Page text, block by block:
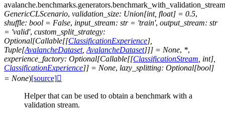
avalanche.benchmarks.generators.benchmark_with_validation_stream
GenericCLScenario, validation_size: Union[int, float] = 0.5,
shuffle: bool = False, input_stream: str = 'train', output_stream: str
= 'valid', custom_split_strategy:
Optional[Callable[[ClassificationExperience],
Tuple[AvalancheDataset, AvalancheDataset]]] = None, *,
experience_factory: Optional[Callable[[ClassificationStream, int],
ClassificationExperience]] = None, lazy_splitting: Optional[bool]
= None)[source]
Helper that can be used to obtain a benchmark with a
validation stream.